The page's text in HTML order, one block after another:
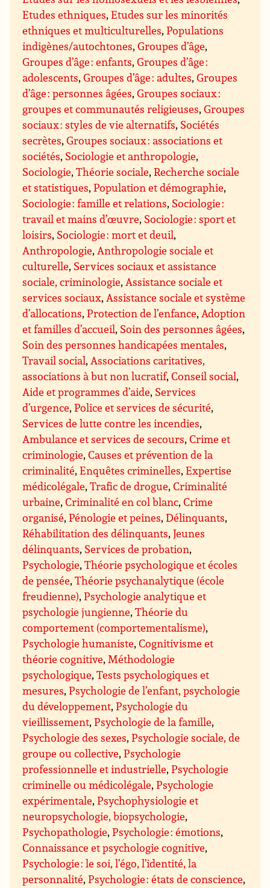
Etudes ethniques,Etudes sur les minorités
ethniques et multiculturelles,Populations
indigènes/autochtones,Groupes d’âge,
Groupes d’âge : enfants,Groupes d’âge :
adolescents,Groupes d’âge : adultes,Groupes
d’âge : personnes âgées,Groupes sociaux :
groupes et communautés religieuses,Groupes
sociaux : styles de vie alternatifs, Sociétés
secrètes,Groupes sociaux : associations et
sociétés, Sociologie et anthropologie,
Sociologie,Théorie sociale,Recherche sociale
et statistiques,Population et démographie,
Sociologie : famille et relations, Sociologie :
travail et mains d’œuvre, Sociologie : sport et
loisirs, Sociologie : mort et deuil,
Anthropologie,Anthropologie sociale et
culturelle, Services sociaux et assistance
sociale, criminologie,Assistance sociale et
services sociaux,Assistance sociale et système
d’allocations,Protection de l’enfance,Adoption
et familles d’accueil, Soin des personnes âgées,
Soin des personnes handicapées mentales,
Travail social,Associations caritatives,
associations à but non lucratif,Conseil social,
Aide et programmes d’aide, Services
d’urgence,Police et services de sécurité,
Services de lutte contre les incendies,
Ambulance et services de secours,Crime et
criminologie,Causes et prévention de la
criminalité,Enquêtes criminelles,Expertise
médicolégale,Trafic de drogue,Criminalité
urbaine,Criminalité en col blanc,Crime
organisé,Pénologie et peines,Délinquants,
Réhabilitation des délinquants,Jeunes
délinquants, Services de probation,
Psychologie,Théorie psychologique et écoles
de pensée,Théorie psychanalytique (école
freudienne),Psychologie analytique et
psychologie jungienne,Théorie du
comportement (comportementalisme),
Psychologie humaniste,Cognitivisme et
théorie cognitive,Méthodologie
psychologique,Tests psychologiques et
mesures,Psychologie de l’enfant, psychologie
du développement,Psychologie du
vieillissement,Psychologie de la famille,
Psychologie des sexes,Psychologie sociale, de
groupe ou collective,Psychologie
professionnelle et industrielle,Psychologie
criminelle ou médicolégale,Psychologie
expérimentale,Psychophysiologie et
neuropsychologie, biopsychologie,
Psychopathologie,Psychologie : émotions,
Connaissance et psychologie cognitive,
Psychologie : le soi, l’égo, l’identité, la
personnalité,Psychologie : états de conscience,